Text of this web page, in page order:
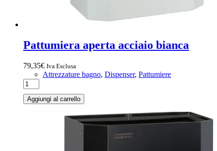
Pattumiera aperta acciaio bianca
79,35€ Iva Esclusa
Attrezzature bagno, Dispenser, Pattumiere
Aggiungi al carrello